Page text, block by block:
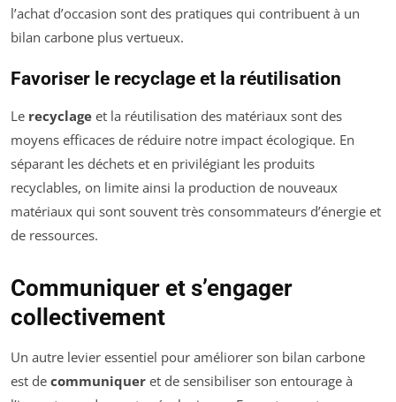
l’achat d’occasion sont des pratiques qui contribuent à un
bilan carbone plus vertueux.
Favoriser le recyclage et la réutilisation
Le recyclage et la réutilisation des matériaux sont des
moyens efficaces de réduire notre impact écologique. En
séparant les déchets et en privilégiant les produits
recyclables, on limite ainsi la production de nouveaux
matériaux qui sont souvent très consommateurs d’énergie et
de ressources.
Communiquer et s’engager
collectivement
Un autre levier essentiel pour améliorer son bilan carbone
est de communiquer et de sensibiliser son entourage à